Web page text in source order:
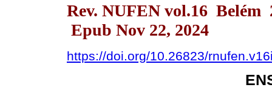
Rev. NUFEN vol.16 Belém
Epub Nov 22, 2024
https://doi.org/10.26823/